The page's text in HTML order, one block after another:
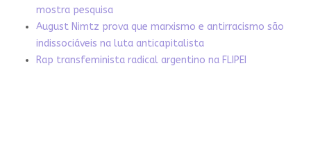
mostra pesquisa
August Nimtz prova que marxismo e antirracismo são
indissociáveis na luta anticapitalista
Rap transfeminista radical argentino na FLIPEI